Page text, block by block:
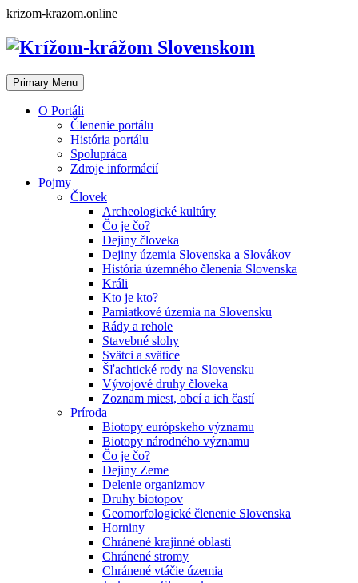
Skip
content
krizom-krazom.online
Primary Menu
O Portáli
Členenie portálu
História portálu
Spolupráca
Zdroje informácií
Pojmy
Človek
Archeologické kultúry
Čo je čo?
Dejiny človeka
Dejiny územia Slovenska a Slovákov
História územného členenia Slovenska
Králi
Kto je kto?
Pamiatkové územia na Slovensku
Rády a rehole
Stavebné slohy
Svätci a svätice
Šľachtické rody na Slovensku
Vývojové druhy človeka
Zoznam miest, obcí a ich častí
Príroda
Biotopy európskeho významu
Biotopy národného významu
Čo je čo?
Dejiny Zeme
Delenie organizmov
Druhy biotopov
Geomorfologické členenie Slovenska
Horniny
Chránené krajinné oblasti
Chránené stromy
Chránené vtáčie územia